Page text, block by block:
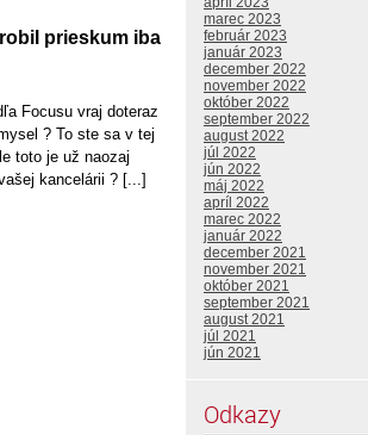
prieskum iba
Focusu vraj doteraz
? To ste sa v tej
toto je už naozaj
kancelárii ? [...]
marec 2023
február 2023
január 2023
december 2022
november 2022
október 2022
september 2022
august 2022
júl 2022
jún 2022
máj 2022
apríl 2022
marec 2022
január 2022
december 2021
november 2021
október 2021
september 2021
august 2021
júl 2021
jún 2021
Odkazy